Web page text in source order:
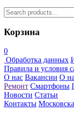
Search
for:
Корзина
0
Обработка данных
Правила и условия
О нас Вакансии О
Ремонт Смартфоны
Новости Статьи
Контакты